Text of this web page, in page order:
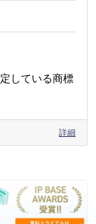
している商標
詳細